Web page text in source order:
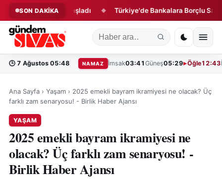
SON DAKİKA
Geri Sayım Başladı ◆ Türkiye'de Bankalara Borçlu Sayısı
🕒 7 Ağustos 05:48 NAMAZ İmsak03:41 Güneş05:29 Öğle12:43
Ana Sayfa › Yaşam › 2025 emekli bayram ikramiyesi ne olacak? Üç
farklı zam senaryosu! - Birlik Haber Ajansı
YAŞAM
2025 emekli bayram ikramiyesi ne
olacak? Üç farklı zam senaryosu! -
Birlik Haber Ajansı